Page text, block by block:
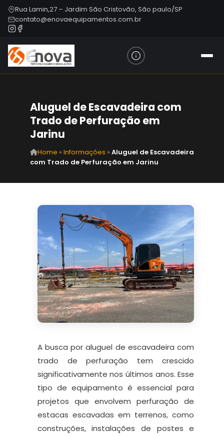
Rua Lamin,27 – Jardim São Cristovão, São paulo/SP
contato@enovaequipamentos.com.br
Aluguel de Escavadeira com
Trado de Perfuração em
Jarinu
Home » Informações » Aluguel de Escavadeira
com Trado de Perfuração em Jarinu
A busca por aluguel de escavadeira com
trado de perfuração tem crescido
significativamente nos últimos anos. Esse
tipo de equipamento é essencial para
projetos que envolvem perfuração de
estacas escavadas em terrenos, como
construções, instalações de postes e